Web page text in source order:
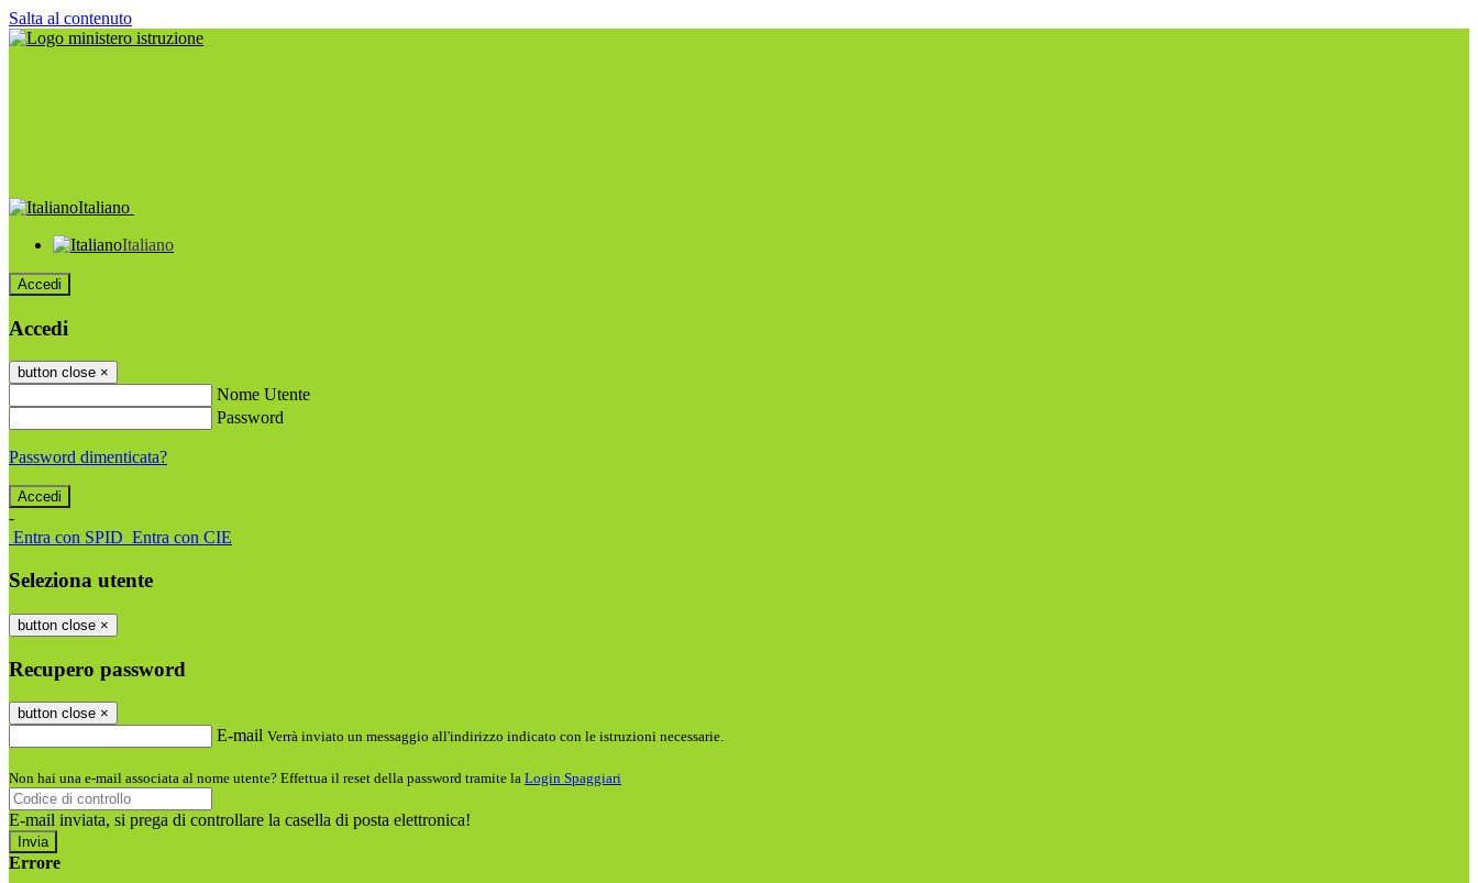
Salta al contenuto
Italiano
Italiano
Accedi
Accedi
button close ×
Nome Utente
Password
Password dimenticata?
-
Entra con SPID Entra con CIE
Seleziona utente
button close ×
Recupero password
button close ×
E-mail Verrà inviato un messaggio all'indirizzo indicato con le istruzioni necessarie.
Non hai una e-mail associata al nome utente? Effettua il reset della password tramite la Login Spaggiari
E-mail inviata, si prega di controllare la casella di posta elettronica!
Errore